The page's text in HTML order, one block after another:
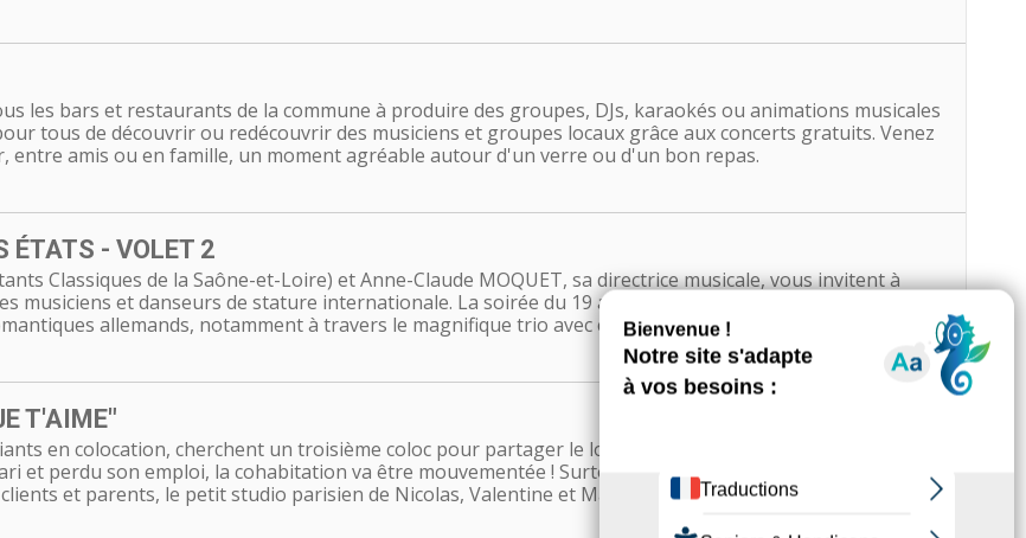
les bars et restaurants de la commune à produire des groupes, DJs, karaokés ou animations musicales
tous de découvrir ou redécouvrir des musiciens et groupes locaux grâce aux concerts gratuits. Venez
amis ou en famille, un moment agréable autour d'un verre ou d'un bon repas.
ÉTATS - VOLET 2
Classiques de la Saône-et-Loire) et Anne-Claude MOQUET, sa directrice musicale, vous invitent à
musiciens et danseurs de stature internationale. La soirée du 19 août permettra de poursuivre
allemands, notamment à travers le magnifique trio avec clarinette de Johannes BRAHMS
T'AIME"
en colocation, cherchent un troisième coloc pour partager le loyer et qu'ils tombent sur Martine, une
et perdu son emploi, la cohabitation va être mouvementée ! Surtout si pour arrondir leur fin de mois,
et parents, le petit studio parisien de Nicolas, Valentine et Martine va devenir le lieu de toutes les